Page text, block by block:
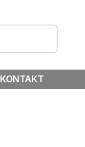
KONTAKT